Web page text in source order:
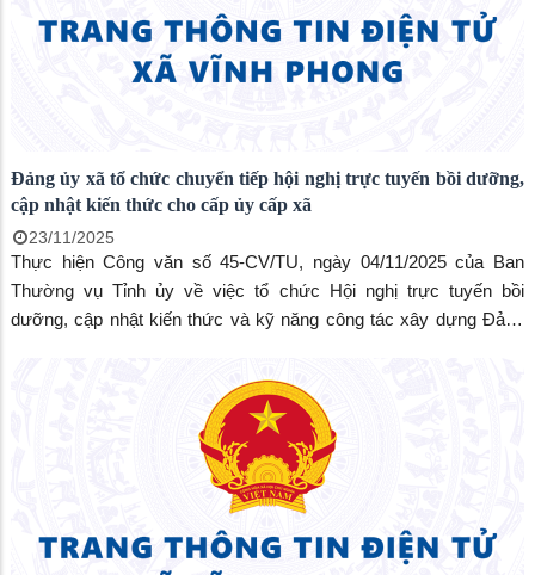
Đảng ủy xã tổ chức chuyển tiếp hội nghị trực tuyến bồi dưỡng,
cập nhật kiến thức cho cấp ủy cấp xã
23/11/2025
Thực hiện Công văn số 45-CV/TU, ngày 04/11/2025 của Ban
Thường vụ Tỉnh ủy về việc tổ chức Hội nghị trực tuyến bồi
dưỡng, cập nhật kiến thức và kỹ năng công tác xây dựng Đảng
trực Đảng ủy xã tổ chức chuyển tiếp hội nghị trực tuyến bồi
dưỡng, cập nhật kiến thức cho cấp ủy cấp xã tại Hội trường Đảng
ủy. Tham dự hội nghị tại điểm cầu xã có các đồng chí trong Ban
Chấp hành Đảng bộ xã, Trưởng, phó, các ban, ngành, các tổ
chức chính trị - xã hội xã và cán bộ các cơ quan tham mưu, giúp